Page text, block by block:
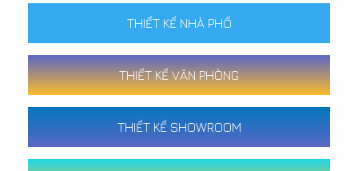
THIẾT KẾ NHÀ PHỐ
THIẾT KẾ VĂN PHÒNG
THIẾT KẾ SHOWROOM